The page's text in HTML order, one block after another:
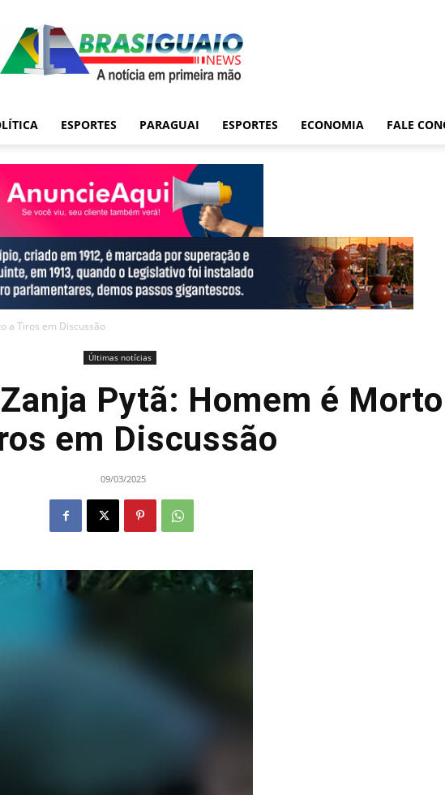
ESPORTES PARAGUAI ESPORTES ECONOMIA FALE
a Tiros em Discussão
Últimas notícias
Pytã: Homem é
em Discussão
09/03/2025